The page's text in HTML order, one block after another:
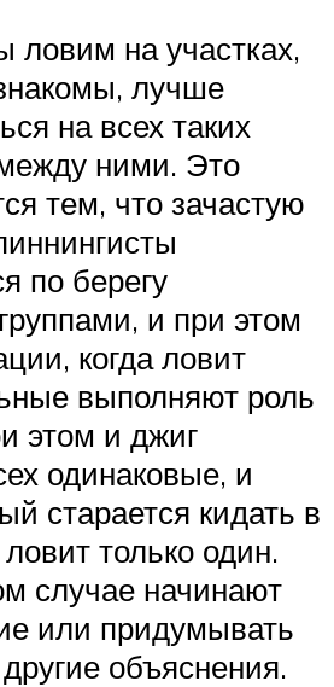
ловим на участках,
лучше
на всех таких
ними. Это
тем, что зачастую
по берегу
и при этом
когда ловит
выполняют роль
этом и джиг
одинаковые, и
старается кидать в
только один.
случае начинают
или придумывать
объяснения.